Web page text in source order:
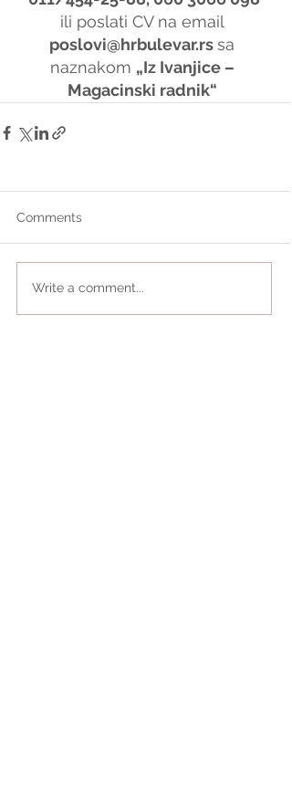
ili poslati CV na email
poslovi@hrbulevar.rs sa
naznakom „Iz Ivanjice –
Magacinski radnik“
Comments
Write a comment...